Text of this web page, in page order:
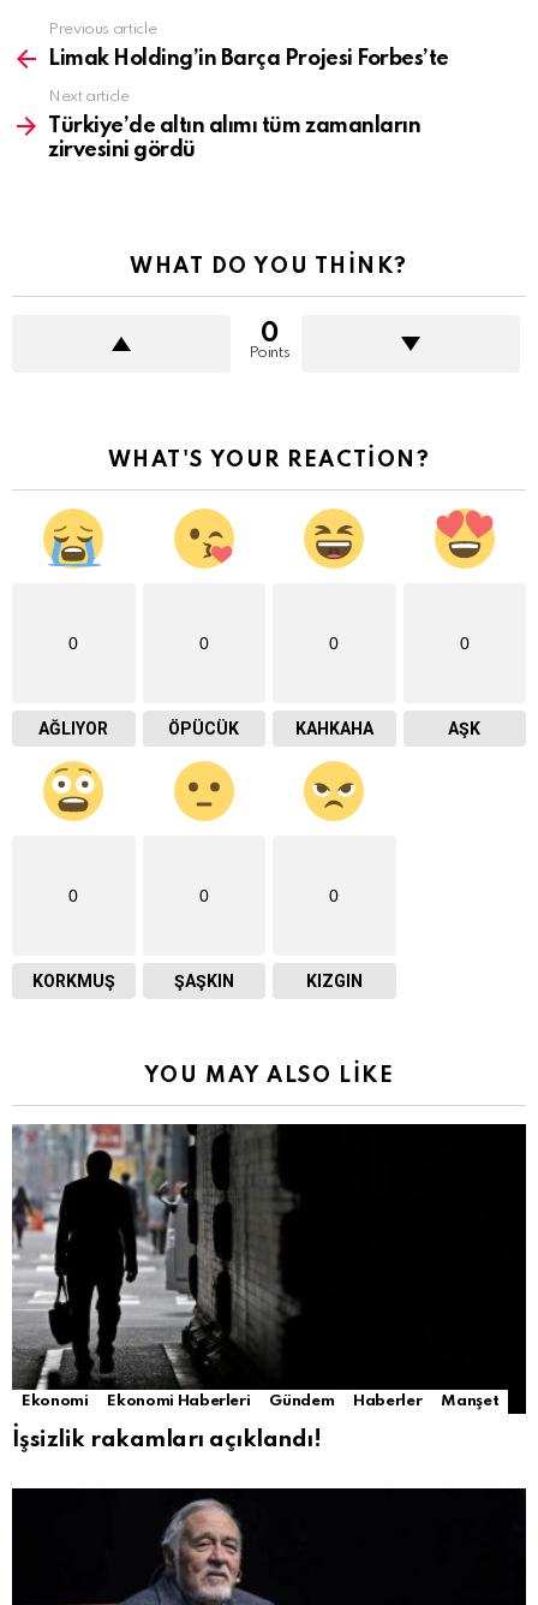
more
Previous article
Limak Holding’in Barça Projesi Forbes’te
Next article
Türkiye’de altın alımı tüm zamanların
zirvesini gördü
WHAT DO YOU THINK?
0
Points
WHAT'S YOUR REACTION?
0
AĞLIYOR
0
ÖPÜCÜK
0
KAHKAHA
0
AŞK
0
KORKMUŞ
0
ŞAŞKIN
0
KIZGIN
YOU MAY ALSO LIKE
Ekonomi Ekonomi Haberleri Gündem Haberler Manşet
İşsizlik rakamları açıklandı!